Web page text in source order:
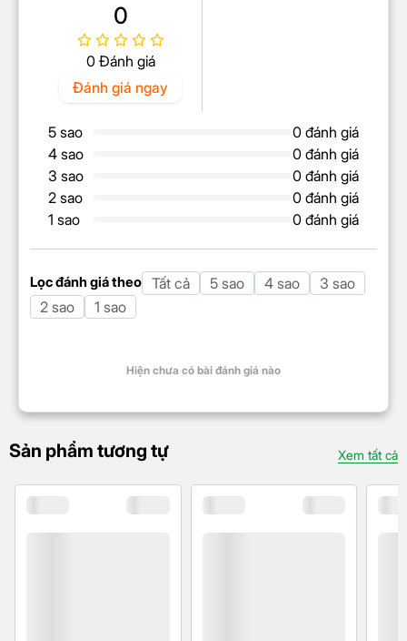
0
0 Đánh giá
Đánh giá ngay
5 sao
0 đánh giá
4 sao
0 đánh giá
3 sao
0 đánh giá
2 sao
0 đánh giá
1 sao
0 đánh giá
Lọc đánh giá theo Tất cả 5 sao 4 sao
3 sao
2 sao
1 sao
Hiện chưa có bài đánh giá nào
Sản phẩm tương tự Xem tất cả